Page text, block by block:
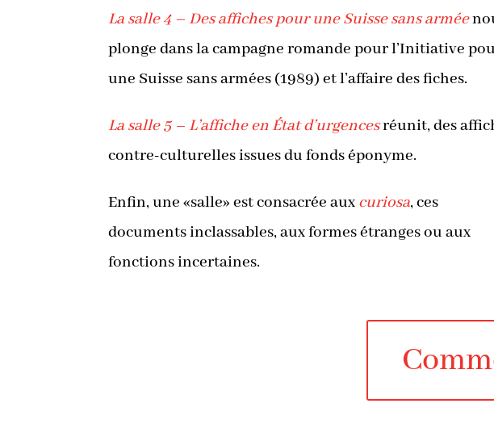
La salle 4 – Des affiches pour une Suisse sans armée
plonge dans la campagne romande pour l’Initiative
une Suisse sans armées (1989) et l’affaire des fiches.
La salle 5 – L’affiche en État d’urgencesréunit, des
contre-culturelles issues du fonds éponyme.
Enfin, une «salle» est consacrée aux curiosa, ces
documents inclassables, aux formes étranges ou aux
fonctions incertaines.